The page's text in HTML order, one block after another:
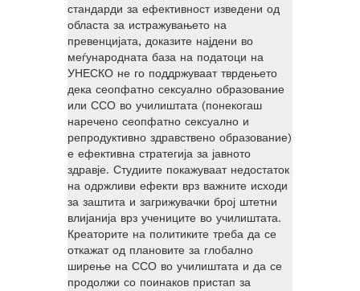
стандарди за ефективност изведени од
областа за истражувањето на
превенцијата, доказите најдени во
меѓународната база на податоци на
УНЕСКО не го поддржуваат тврдењето
дека сеопфатно сексуално образование
или ССО во училиштата (понекогаш
наречено сеопфатно сексуално и
репродуктивно здравствено образование)
е ефективна стратегија за јавното
здравје. Студиите покажуваат недостаток
на одржливи ефекти врз важните исходи
за заштита и загрижувачки број штетни
влијанија врз учениците во училиштата.
Креаторите на политиките треба да се
откажат од плановите за глобално
ширење на ССО во училиштата и да се
продолжи со поинаков пристап за